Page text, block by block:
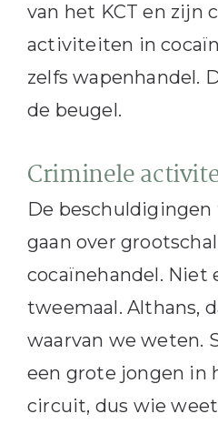
van het KCT en zijn
activiteiten in
zelfs wapenhandel.
de beugel.
Criminele
De beschuldigingen
gaan over
cocaïnehandel. Niet
tweemaal. Althans,
waarvan we weten.
een grote jongen in
circuit, dus wie